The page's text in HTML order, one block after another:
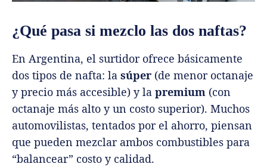
¿Qué pasa si mezclo las dos naftas?
En Argentina, el surtidor ofrece básicamente
dos tipos de nafta: la súper (de menor octanaje
y precio más accesible) y la premium (con
octanaje más alto y un costo superior). Muchos
automovilistas, tentados por el ahorro, piensan
que pueden mezclar ambos combustibles para
“balancear” costo y calidad.